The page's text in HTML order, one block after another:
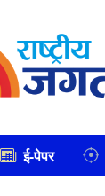
ई-पेपर